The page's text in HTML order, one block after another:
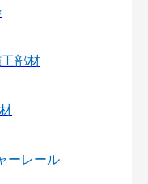
部材
ーレール